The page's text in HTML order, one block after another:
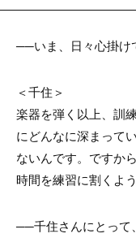
──いま、日々心掛け
＜千住＞
楽器を弾く以上、訓
にどんなに深まって
ないんです。ですか
時間を練習に割くよ
──千住さんにとって